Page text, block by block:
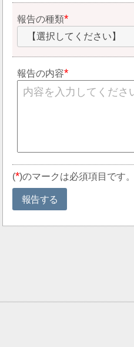
報告の種類
【選択してください】
報告の内容
(*)のマークは必須項目です。
報告する